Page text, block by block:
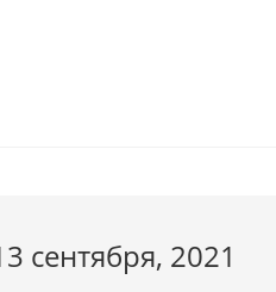
сентября, 2021